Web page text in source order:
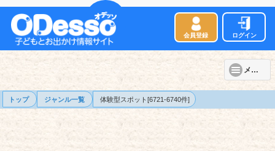
会員登録 ログイン
メニュー
トップ ジャンル一覧 体験型スポット[6721-6740件]